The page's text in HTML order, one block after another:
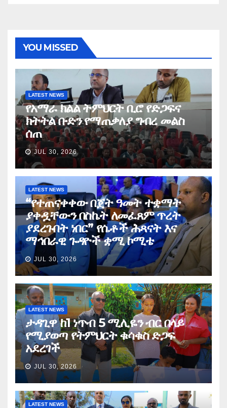
YOU MISSED
LATEST NEWS
የአማራ ክልል ትምህርት ቢሮ የድጋፍና
ክትትል ቡድን የማጠቃለያ ግብረ መልስ
ሰጠ
JUL 30, 2026
LATEST NEWS
“የተጠናቀቀው በጀት ዓመት ተቋማት
ያቀዷቸውን በስኬት ለመፈጸም ጥረት
ያደረጉበት ነበር” የሴቶች ሕጻናት እና
ማኅበራዊ ጉዳዮች ቋሚ ኮሚቴ
JUL 30, 2026
LATEST NEWS
ታዳጊዋ ከ1 ነጥብ 5 ሚሊዬን ብር በላይ
የሚያወጣ የትምህርት ቁሳቁስ ድጋፍ
አደረገች
JUL 30, 2026
LATEST NEWS